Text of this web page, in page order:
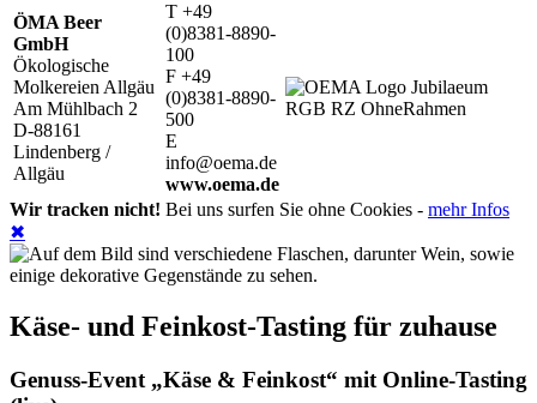
ÖMA Beer
GmbH
Ökologische
Molkereien Allgäu
Am Mühlbach 2
D-88161
Lindenberg /
Allgäu
T +49
(0)8381-8890-
100
F +49
(0)8381-8890-
500
E
info@oema.de
www.oema.de
Wir tracken nicht! Bei uns surfen Sie ohne Cookies - mehr Infos
✖
Käse- und Feinkost-Tasting für zuhause
Genuss-Event „Käse & Feinkost“ mit Online-Tasting